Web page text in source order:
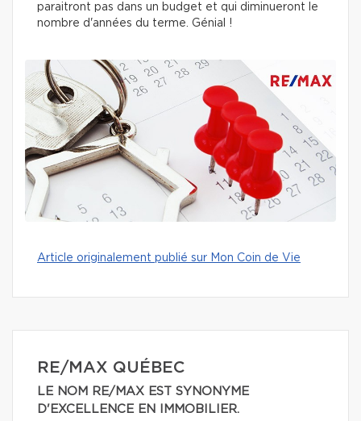
paraitront pas dans un budget et qui diminueront le
nombre d'années du terme. Génial !
Article originalement publié sur Mon Coin de Vie
RE/MAX QUÉBEC
LE NOM RE/MAX EST SYNONYME
D'EXCELLENCE EN IMMOBILIER.